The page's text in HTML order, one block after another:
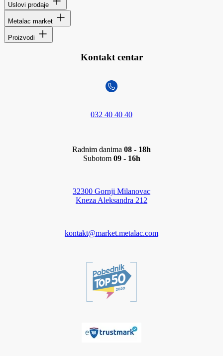
Uslovi prodaje
Metalac market
Proizvodi
Kontakt centar
032 40 40 40
Radnim danima 08 - 18h
Subotom 09 - 16h
32300 Gornji Milanovac
Kneza Aleksandra 212
kontakt@market.metalac.com